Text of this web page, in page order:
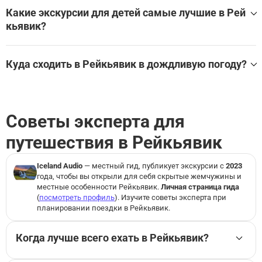
Лавовое шоу в Рейкьявике: входной билет
FlyOver Iceland: Входной билет
Какие экскурсии для детей самые лучшие в Рей
кьявик?
Посмотреть все экскурсси для детей в Рейкьявик
Куда сходить в Рейкьявик в дождливую погоду?
Лавовое шоу в Рейкьявике: входной билет
FlyOver Iceland: Входной билет
Хваммсвик-Хот-Спрингс: Входной билет
Посмотреть все экскурсии и развлечения в помещении
в Рейкьявик на WeGoTrip
Советы эксперта для
путешествия в Рейкьявик
Iceland Audio — местный гид, публикует экскурсии с 2023
года, чтобы вы открыли для себя скрытые жемчужины и
местные особенности Рейкьявик. Личная страница гида
(посмотреть профиль). Изучите советы эксперта при
планировании поездки в Рейкьявик.
Когда лучше всего ехать в Рейкьявик?